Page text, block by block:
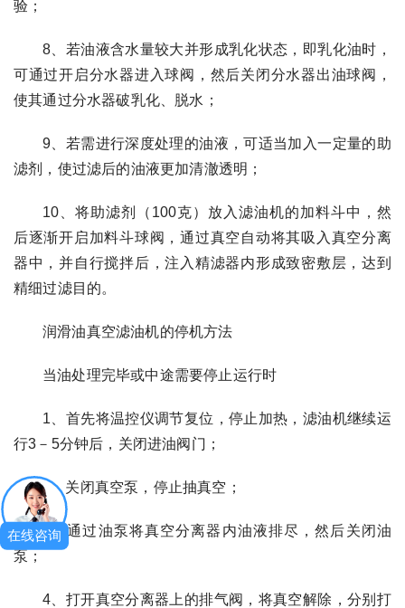
验；
8、若油液含水量较大并形成乳化状态，即乳化油时，
可通过开启分水器进入球阀，然后关闭分水器出油球阀，
使其通过分水器破乳化、脱水；
9、若需进行深度处理的油液，可适当加入一定量的助
滤剂，使过滤后的油液更加清澈透明；
10、将助滤剂（100克）放入滤油机的加料斗中，然
后逐渐开启加料斗球阀，通过真空自动将其吸入真空分离
器中，并自行搅拌后，注入精滤器内形成致密敷层，达到
精细过滤目的。
润滑油真空滤油机的停机方法
当油处理完毕或中途需要停止运行时
1、首先将温控仪调节复位，停止加热，滤油机继续运
行3－5分钟后，关闭进油阀门；
2、关闭真空泵，停止抽真空；
3、通过油泵将真空分离器内油液排尽，然后关闭油
泵；
4、打开真空分离器上的排气阀，将真空解除，分别打
在线咨询